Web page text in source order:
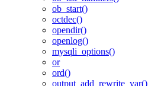
ob_start()
octdec()
opendir()
openlog()
mysqli_options()
or
ord()
output_add_rewrite_var()